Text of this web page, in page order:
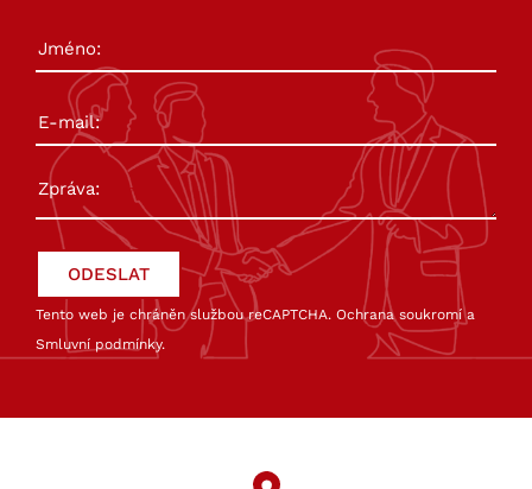
Tento web je chráněn službou reCAPTCHA. Ochrana soukromía
Smluvní podmínky.